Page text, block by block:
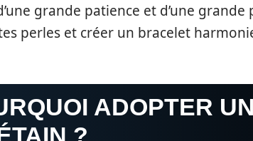
grande patience et d’une
perles et créer un bracelet
ADOPTER
?